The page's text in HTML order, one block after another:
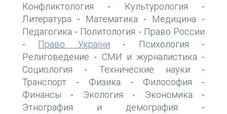
Конфликтология - Культурология -
Литература - Математика - Медицина -
Педагогика - Политология - Право России
- Право України - Психология -
Религоведение - СМИ и журналистика -
Социология - Технические науки -
Транспорт - Физика - Философия -
Финансы - Экология - Экономика -
Этнография и демография -